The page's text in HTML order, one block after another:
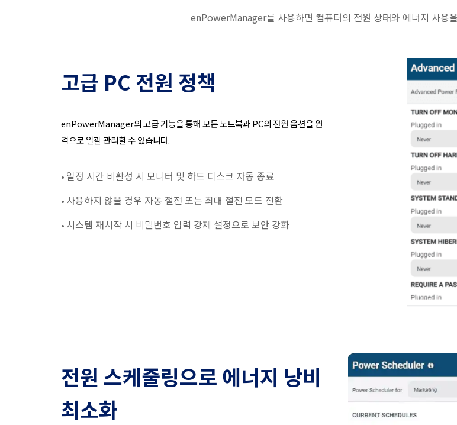
enPowerManager를 사용하면 컴퓨터의 전원 상태와 에너지 사용
고급 PC 전원 정책
enPowerManager의 고급 기능을 통해 모든 노트북과 PC의 전원 옵션을 원
격으로 일괄 관리할 수 있습니다.
• 일정 시간 비활성 시 모니터 및 하드 디스크 자동 종료
• 사용하지 않을 경우 자동 절전 또는 최대 절전 모드 전환
• 시스템 재시작 시 비밀번호 입력 강제 설정으로 보안 강화
전원 스케줄링으로 에너지 낭비
최소화